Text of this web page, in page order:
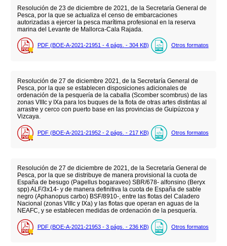
Resolución de 23 de diciembre de 2021, de la Secretaría General de
Pesca, por la que se actualiza el censo de embarcaciones
autorizadas a ejercer la pesca marítima profesional en la reserva
marina del Levante de Mallorca-Cala Rajada.
PDF (BOE-A-2021-21951 - 4 págs. - 304 KB) Otros formatos
Resolución de 27 de diciembre 2021, de la Secretaría General de
Pesca, por la que se establecen disposiciones adicionales de
ordenación de la pesquería de la caballa (Scomber scombrus) de las
zonas VIIIc y IXa para los buques de la flota de otras artes distintas al
arrastre y cerco con puerto base en las provincias de Guipúzcoa y
Vizcaya.
PDF (BOE-A-2021-21952 - 2 págs. - 217 KB) Otros formatos
Resolución de 27 de diciembre de 2021, de la Secretaría General de
Pesca, por la que se distribuye de manera provisional la cuota de
España de besugo (Pagellus bogaraveo) SBR/678- alfonsino (Beryx
spp) ALF/3x14- y de manera definitiva la cuota de España de sable
negro (Aphanopus carbo) BSF/8910-, entre las flotas del Caladero
Nacional (zonas VIIIc y IXa) y las flotas que operan en aguas de la
NEAFC, y se establecen medidas de ordenación de la pesquería.
PDF (BOE-A-2021-21953 - 3 págs. - 236 KB) Otros formatos